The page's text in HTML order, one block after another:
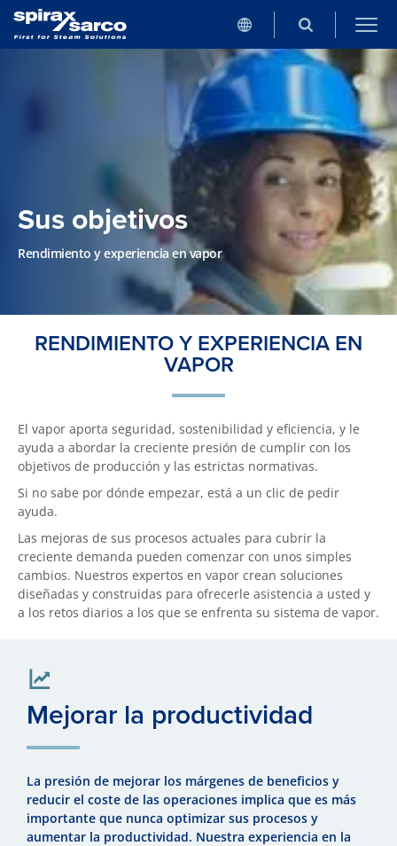
Sus objetivos
Rendimiento y experiencia en vapor
RENDIMIENTO Y EXPERIENCIA EN
VAPOR
El vapor aporta seguridad, sostenibilidad y eficiencia, y le
ayuda a abordar la creciente presión de cumplir con los
objetivos de producción y las estrictas normativas.
Si no sabe por dónde empezar, está a un clic de pedir
ayuda.
Las mejoras de sus procesos actuales para cubrir la
creciente demanda pueden comenzar con unos simples
cambios. Nuestros expertos en vapor crean soluciones
diseñadas y construidas para ofrecerle asistencia a usted y
a los retos diarios a los que se enfrenta su sistema de vapor.
Mejorar la productividad
La presión de mejorar los márgenes de beneficios y
reducir el coste de las operaciones implica que es más
importante que nunca optimizar sus procesos y
aumentar la productividad. Nuestra experiencia en la